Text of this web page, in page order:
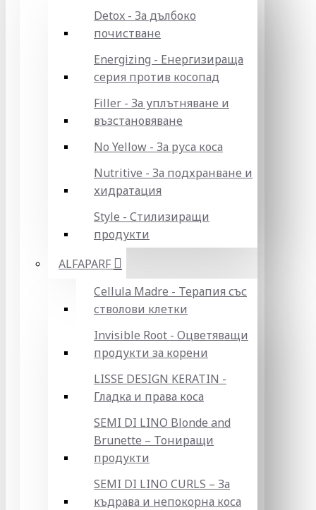
Detox - За дълбоко
почистване
Energizing - Енергизираща
серия против косопад
Filler - За уплътняване и
възстановяване
No Yellow - За руса коса
Nutritive - За подхранване и
хидратация
Style - Стилизиращи
продукти
ALFAPARF
Cellula Madre - Терапия със
стволови клетки
Invisible Root - Оцветяващи
продукти за корени
LISSE DESIGN KERATIN -
Гладка и права коса
SEMI DI LINO Blonde and
Brunette – Тониращи
продукти
SEMI DI LINO CURLS – За
къдрава и непокорна коса